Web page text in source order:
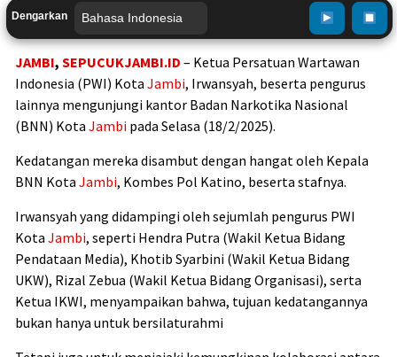
Dengarkan
JAMBI, SEPUCUKJAMBI.ID – Ketua Persatuan Wartawan
Indonesia (PWI) Kota Jambi, Irwansyah, beserta pengurus
lainnya mengunjungi kantor Badan Narkotika Nasional
(BNN) Kota Jambi pada Selasa (18/2/2025).
Kedatangan mereka disambut dengan hangat oleh Kepala
BNN Kota Jambi, Kombes Pol Katino, beserta stafnya.
Irwansyah yang didampingi oleh sejumlah pengurus PWI
Kota Jambi, seperti Hendra Putra (Wakil Ketua Bidang
Pendataan Media), Khotib Syarbini (Wakil Ketua Bidang
UKW), Rizal Zebua (Wakil Ketua Bidang Organisasi), serta
Ketua IKWI, menyampaikan bahwa, tujuan kedatangannya
bukan hanya untuk bersilaturahmi